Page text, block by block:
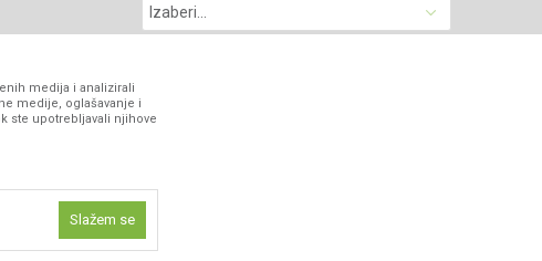
PRATITE NAS
medija i analizirali
medije, oglašavanje i
ste upotrebljavali njihove
Slažem se